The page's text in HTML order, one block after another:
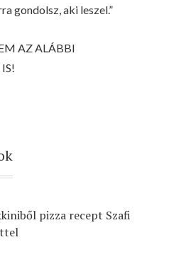
gondolsz, aki leszel.”
AZ ALÁBBI
pizza recept Szafi